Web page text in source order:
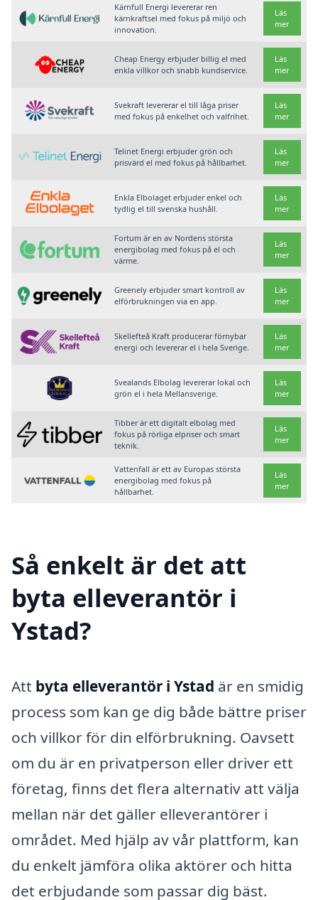
Kärnfull Energi levererar ren
kärnkraftsel med fokus på miljö och
innovation.
Läs
mer
Cheap Energy erbjuder billig el med
enkla villkor och snabb kundservice.
Läs
mer
Svekraft levererar el till låga priser
med fokus på enkelhet och valfrihet.
Läs
mer
Telinet Energi erbjuder grön och
prisvärd el med fokus på hållbarhet.
Läs
mer
Enkla Elbolaget erbjuder enkel och
tydlig el till svenska hushåll.
Läs
mer
Fortum är en av Nordens största
energibolag med fokus på el och
värme.
Läs
mer
Greenely erbjuder smart kontroll av
elförbrukningen via en app.
Läs
mer
Skellefteå Kraft producerar förnybar
energi och levererar el i hela Sverige.
Läs
mer
Svealands Elbolag levererar lokal och
grön el i hela Mellansverige.
Läs
mer
Tibber är ett digitalt elbolag med
fokus på rörliga elpriser och smart
teknik.
Läs
mer
Vattenfall är ett av Europas största
energibolag med fokus på
hållbarhet.
Läs
mer
Så enkelt är det att
byta elleverantör i
Ystad?
Att byta elleverantör i Ystad är en smidig
process som kan ge dig både bättre priser
och villkor för din elförbrukning. Oavsett
om du är en privatperson eller driver ett
företag, finns det flera alternativ att välja
mellan när det gäller elleverantörer i
området. Med hjälp av vår plattform, kan
du enkelt jämföra olika aktörer och hitta
det erbjudande som passar dig bäst.